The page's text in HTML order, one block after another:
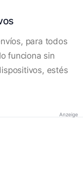
para todos
funciona sin
estés
Anzeige